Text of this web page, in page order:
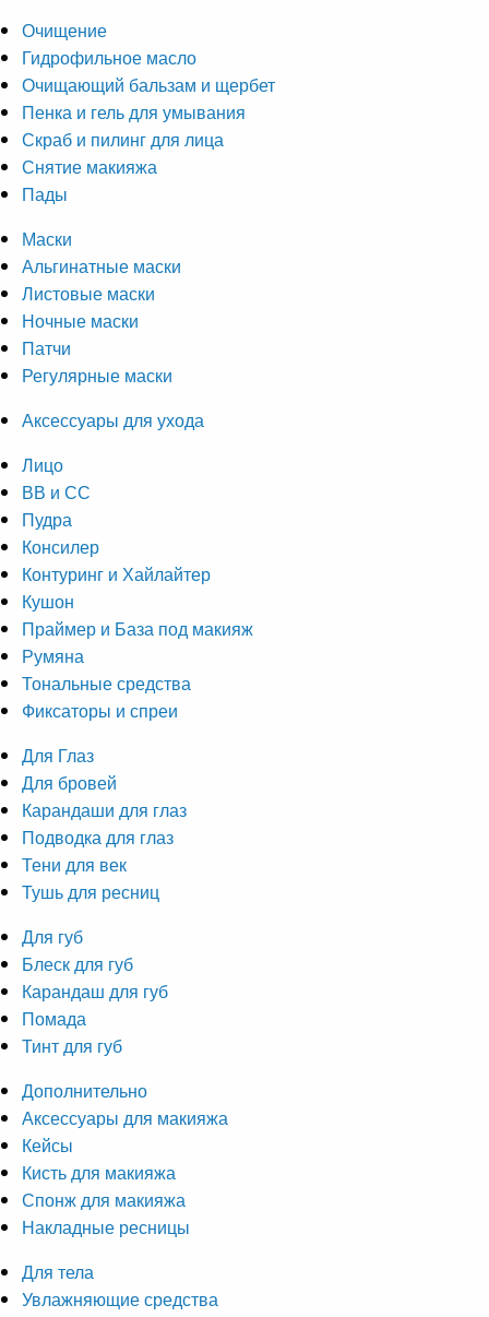
Очищение
Гидрофильное масло
Очищающий бальзам и щербет
Пенка и гель для умывания
Скраб и пилинг для лица
Снятие макияжа
Пады
Маски
Альгинатные маски
Листовые маски
Ночные маски
Патчи
Регулярные маски
Аксессуары для ухода
Лицо
ВВ и СС
Пудра
Консилер
Контуринг и Хайлайтер
Кушон
Праймер и База под макияж
Румяна
Тональные средства
Фиксаторы и спреи
Для Глаз
Для бровей
Карандаши для глаз
Подводка для глаз
Тени для век
Тушь для ресниц
Для губ
Блеск для губ
Карандаш для губ
Помада
Тинт для губ
Дополнительно
Аксессуары для макияжа
Кейсы
Кисть для макияжа
Спонж для макияжа
Накладные ресницы
Для тела
Увлажняющие средства